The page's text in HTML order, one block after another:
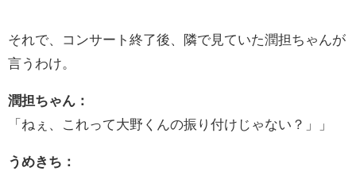
それで、コンサート終了後、隣で見ていた潤担ちゃんが
言うわけ。
潤担ちゃん：
「ねぇ、これって大野くんの振り付けじゃない？」」
うめきち：